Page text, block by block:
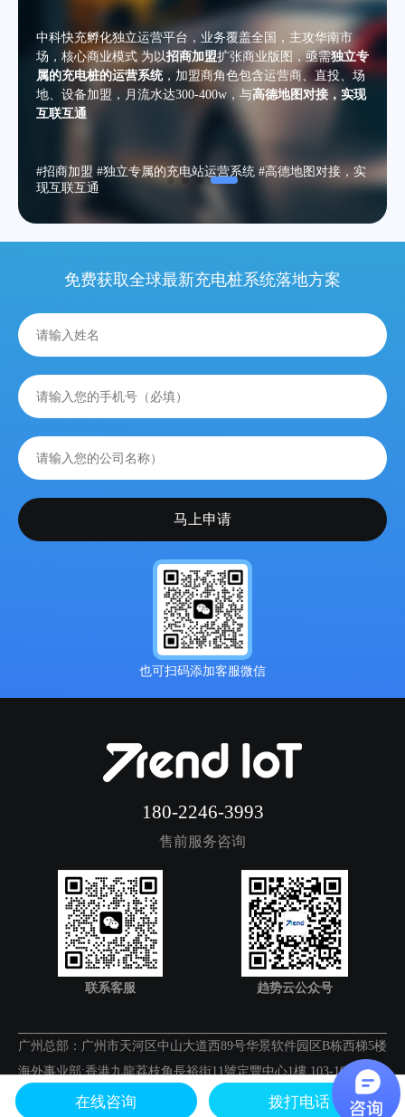
中科快充孵化独立运营平台，业务覆盖全国，主攻华南市
场，核心商业模式 为以招商加盟扩张商业版图，亟需独立专
属的充电桩的运营系统，加盟商角色包含运营商、直投、场
地、设备加盟，月流水达300-400w，与高德地图对接，实现
互联互通
#招商加盟 #独立专属的充电站运营系统 #高德地图对接，实
现互联互通
免费获取全球最新充电桩系统落地方案
也可扫码添加客服微信
180-2246-3993
售前服务咨询
联系客服 趋势云公众号
广州总部：广州市天河区中山大道西89号华景软件园区B栋西梯5楼
海外事业部:香港九龍荔枝角長裕街11號定豐中心1樓 103-106 室
在线咨询 拨打电话